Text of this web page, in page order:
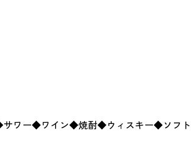
ワー◆ワイン◆焼酎◆ウィスキー◆ソフト